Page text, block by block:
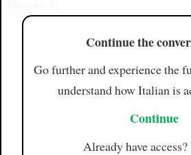
Continue the
Go further and experience the
understand how Italian is
Continue
Already have access?